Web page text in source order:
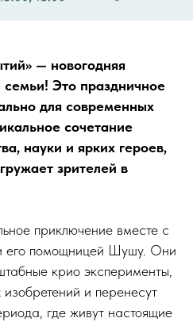
— новогодняя
семьи! Это праздничное
для современных
сочетание
науки и ярких героев,
зрителей в
приключение вместе с
помощницей Шушу. Они
крио эксперименты,
и перенесут
где живут настоящие